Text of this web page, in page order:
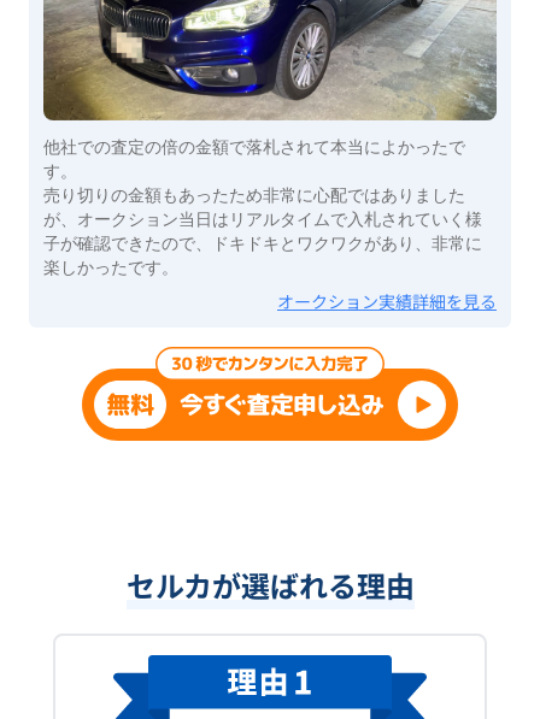
他社での査定の倍の金額で落札されて本当によかったで
す。
売り切りの金額もあったため非常に心配ではありました
が、オークション当日はリアルタイムで入札されていく様
子が確認できたので、ドキドキとワクワクがあり、非常に
楽しかったです。
オークション実績詳細を見る
セルカが選ばれる理由